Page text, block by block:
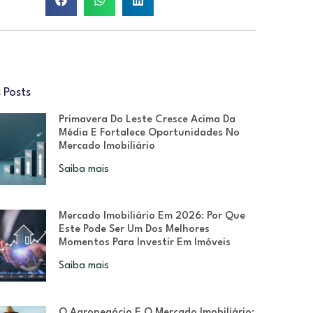
Posts
Primavera Do Leste Cresce Acima Da
Média E Fortalece Oportunidades No
Mercado Imobiliário
Saiba mais
Mercado Imobiliário Em 2026: Por Que
Este Pode Ser Um Dos Melhores
Momentos Para Investir Em Imóveis
Saiba mais